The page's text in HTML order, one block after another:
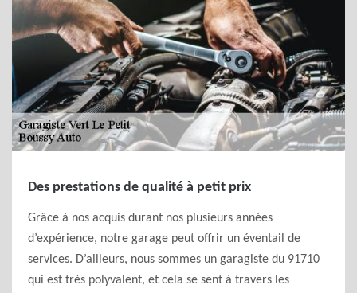
Des prestations de qualité à petit prix
Grâce à nos acquis durant nos plusieurs années
d’expérience, notre garage peut offrir un éventail de
services. D’ailleurs, nous sommes un garagiste du 91710
qui est très polyvalent, et cela se sent à travers les